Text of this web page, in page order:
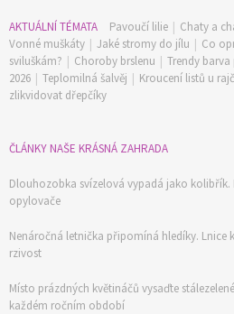
AKTUÁLNÍ TÉMATA Pavoučí lilie | Chaty a
Vonné muškáty | Jaké stromy do jílu | Co
sviluškám? | Choroby brslenu | Trendy barva
2026 | Teplomilná šalvěj | Kroucení listů u
zlikvidovat dřepčíky
ČLÁNKY NAŠE KRÁSNÁ ZAHRADA
Dlouhozobka svízelová vypadá jako kolibřík.
opylovače
Nenáročná letnička připomíná hledíky. Lnice
rzivost
Místo prázdných květináčů vysaďte
každém ročním období